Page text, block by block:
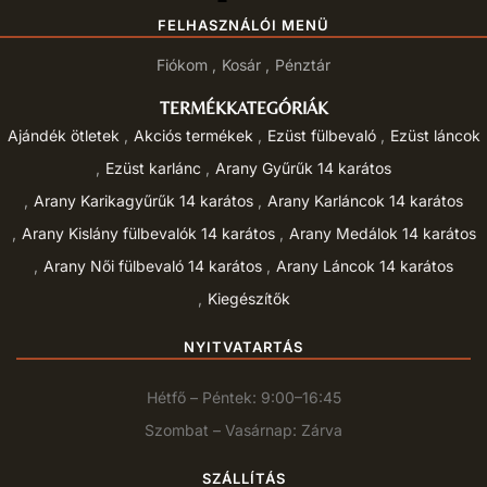
FELHASZNÁLÓI MENÜ
Fiókom Kosár Pénztár
TERMÉKKATEGÓRIÁK
Ajándék ötletek Akciós termékek Ezüst fülbevaló
Ezüst láncok
Ezüst karlánc
Arany Gyűrűk 14 karátos
Arany Karikagyűrűk 14 karátos
Arany Karláncok 14 karátos
Arany Kislány fülbevalók 14 karátos
Arany Medálok 14 karátos
Arany Női fülbevaló 14 karátos
Arany Láncok 14 karátos
Kiegészítők
NYITVATARTÁS
Hétfő – Péntek: 9:00–16:45
Szombat – Vasárnap: Zárva
SZÁLLÍTÁS